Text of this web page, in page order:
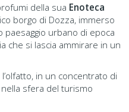
della sua Enoteca
borgo di Dozza, immerso
urbano di epoca
che si lascia ammirare in un
in un concentrato di
sfera del turismo